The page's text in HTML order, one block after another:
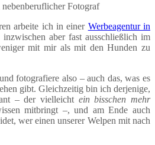
Fotograf
arbei­te ich in einer Wer­be­agen­tur in
inzwi­schen aber fast aus­schließ­lich im
mit mir als mit den Hun­den zu
foto­gra­fie­re also – auch das, was es
gibt. Gleich­zei­tig bin ich der­je­ni­ge,
– der viel­leicht ein biss­chen mehr
mit­bringt –, und am Ende auch
wer einen unse­rer Wel­pen mit nach